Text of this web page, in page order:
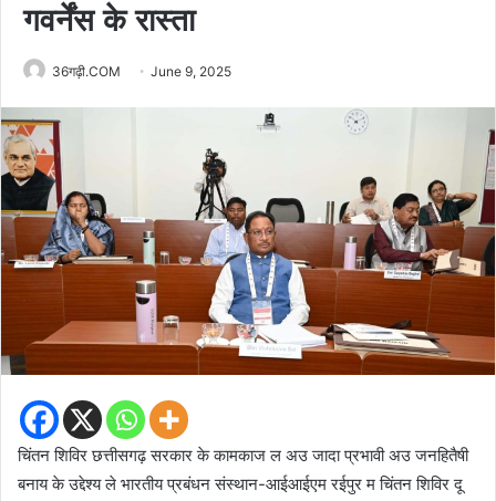
गवर्नेंस के रास्ता
36गढ़ी.COM June 9, 2025
चिंतन शिविर छत्तीसगढ़ सरकार के कामकाज ल अउ जादा प्रभावी अउ जनहितैषी
बनाय के उद्देश्य ले भारतीय प्रबंधन संस्थान-आईआईएम रईपुर म चिंतन शिविर दू